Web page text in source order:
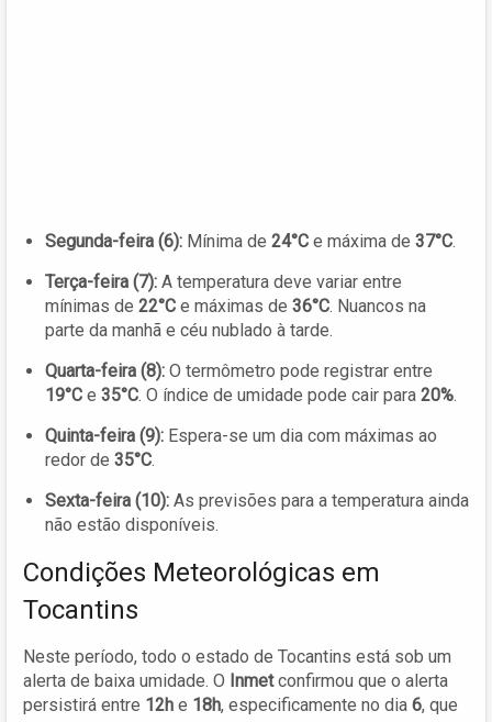
Segunda-feira (6): Mínima de 24°C e máxima de 37°C.
Terça-feira (7): A temperatura deve variar entre
mínimas de 22°C e máximas de 36°C. Nuancos na
parte da manhã e céu nublado à tarde.
Quarta-feira (8): O termômetro pode registrar entre
19°C e 35°C. O índice de umidade pode cair para 20%.
Quinta-feira (9): Espera-se um dia com máximas ao
redor de 35°C.
Sexta-feira (10): As previsões para a temperatura ainda
não estão disponíveis.
Condições Meteorológicas em
Tocantins
Neste período, todo o estado de Tocantins está sob um
alerta de baixa umidade. O Inmetconfirmou que o alerta
persistirá entre 12h e 18h, especificamente no dia 6, que